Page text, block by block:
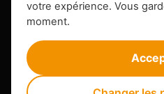
Infos
votre expérience. Vous
moment.